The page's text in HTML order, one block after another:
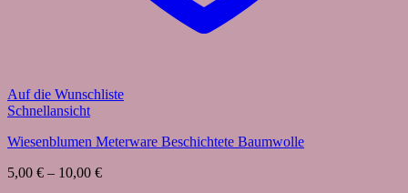
Auf die Wunschliste
Schnellansicht
Wiesenblumen Meterware Beschichtete Baumwolle
5,00 € – 10,00 €